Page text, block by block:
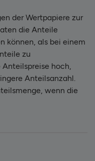
der Wertpapiere zur
die Anteile
können, als bei einem
zu
hoch,
Anteilsanzahl.
wenn die